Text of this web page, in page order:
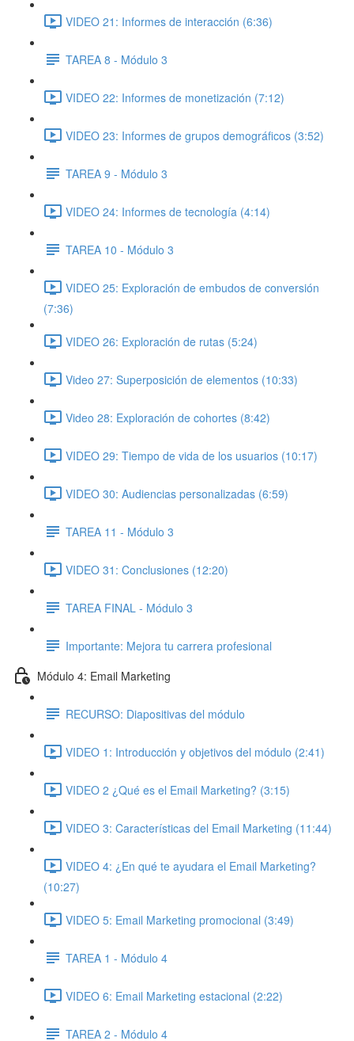
VIDEO 21: Informes de interacción (6:36)
TAREA 8 - Módulo 3
VIDEO 22: Informes de monetización (7:12)
VIDEO 23: Informes de grupos demográficos (3:52)
TAREA 9 - Módulo 3
VIDEO 24: Informes de tecnología (4:14)
TAREA 10 - Módulo 3
VIDEO 25: Exploración de embudos de conversión
(7:36)
VIDEO 26: Exploración de rutas (5:24)
Video 27: Superposición de elementos (10:33)
Video 28: Exploración de cohortes (8:42)
VIDEO 29: Tiempo de vida de los usuarios (10:17)
VIDEO 30: Audiencias personalizadas (6:59)
TAREA 11 - Módulo 3
VIDEO 31: Conclusiones (12:20)
TAREA FINAL - Módulo 3
Importante: Mejora tu carrera profesional
Módulo 4: Email Marketing
RECURSO: Diapositivas del módulo
VIDEO 1: Introducción y objetivos del módulo (2:41)
VIDEO 2 ¿Qué es el Email Marketing? (3:15)
VIDEO 3: Características del Email Marketing (11:44)
VIDEO 4: ¿En qué te ayudara el Email Marketing?
(10:27)
VIDEO 5: Email Marketing promocional (3:49)
TAREA 1 - Módulo 4
VIDEO 6: Email Marketing estacional (2:22)
TAREA 2 - Módulo 4